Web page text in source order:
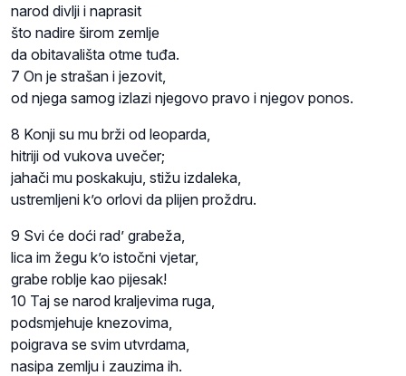
narod divlji i naprasit
što nadire širom zemlje
da obitavališta otme tuđa.
7 On je strašan i jezovit,
od njega samog izlazi njegovo pravo i njegov ponos.
8 Konji su mu brži od leoparda,
hitriji od vukova uvečer;
jahači mu poskakuju, stižu izdaleka,
ustremljeni k’o orlovi da plijen proždru.
9 Svi će doći rad’ grabeža,
lica im žegu k’o istočni vjetar,
grabe roblje kao pijesak!
10 Taj se narod kraljevima ruga,
podsmjehuje knezovima,
poigrava se svim utvrdama,
nasipa zemlju i zauzima ih.